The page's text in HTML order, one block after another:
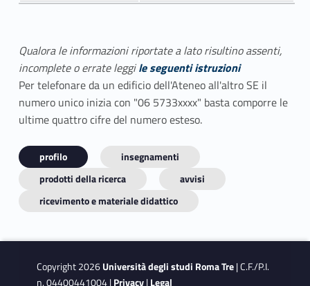
Qualora le informazioni riportate a lato risultino assenti,
incomplete o errate leggile seguenti istruzioni
Per telefonare da un edificio dell'Ateneo all'altro SE il
numero unico inizia con "06 5733xxxx" basta comporre le
ultime quattro cifre del numero esteso.
profilo
insegnamenti
prodotti della ricerca
avvisi
ricevimento e materiale didattico
Copyright 2026Università degli studi Roma Tre| C.F./P.I.
n. 04400441004 |Privacy|Legal